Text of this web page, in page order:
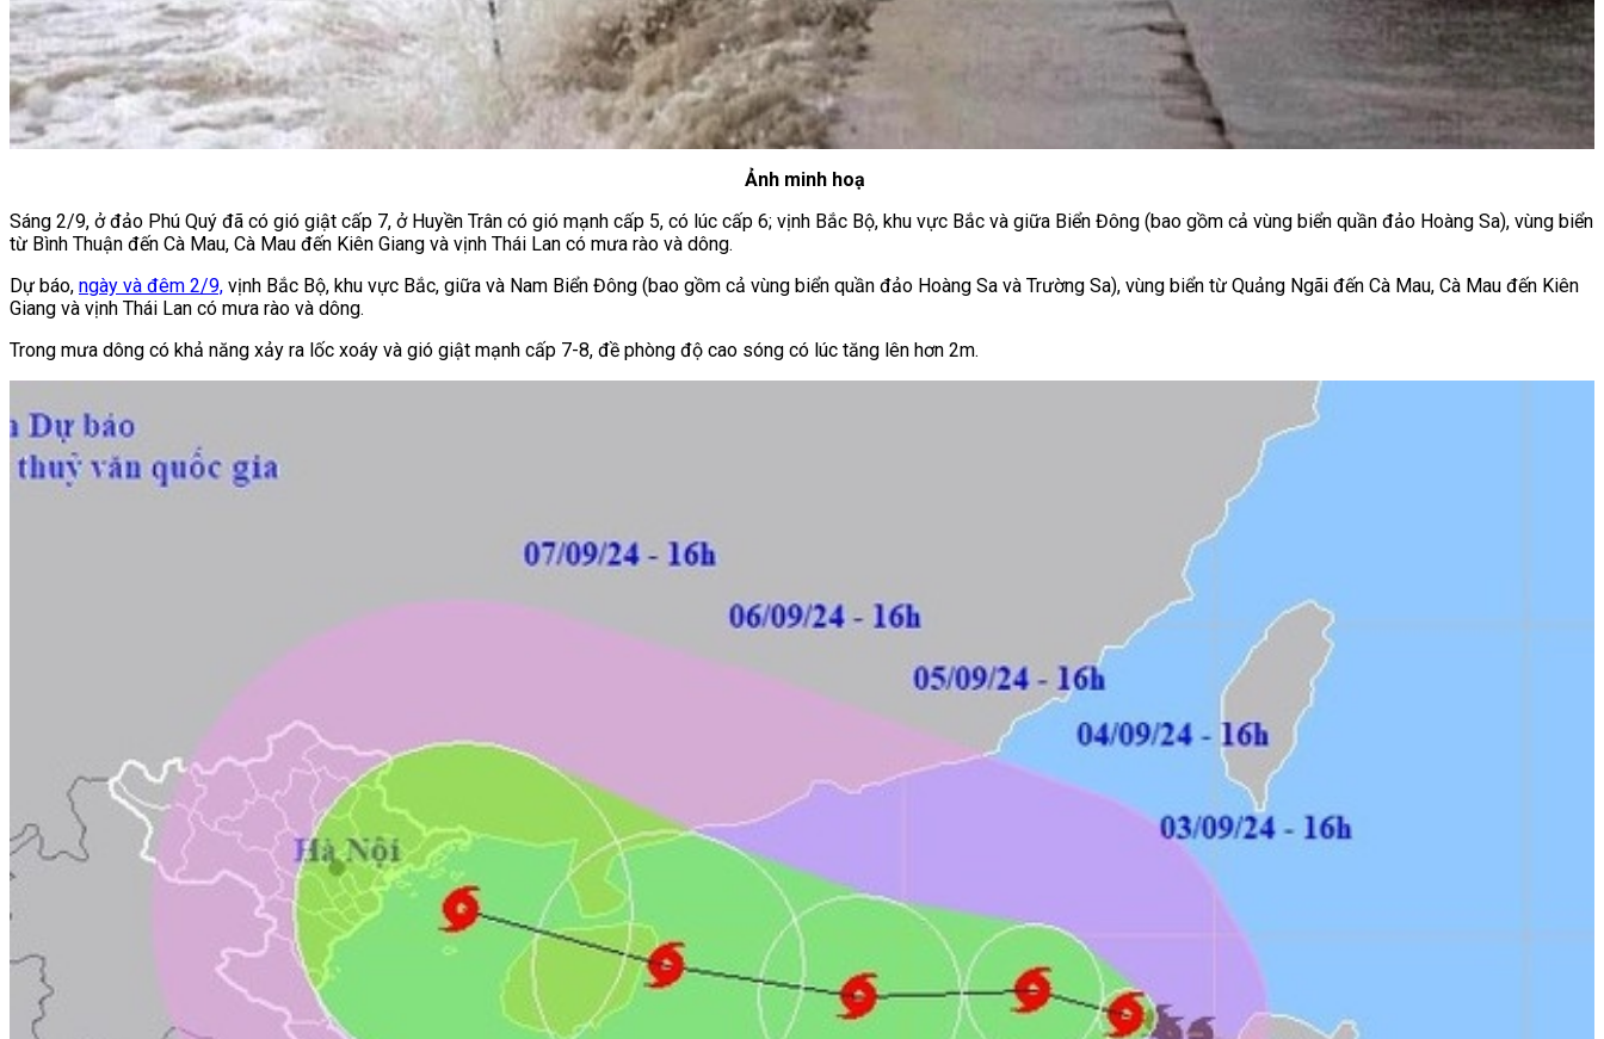
Ảnh minh hoạ
Sáng 2/9, ở đảo Phú Quý đã có gió giật cấp 7, ở Huyền Trân có gió mạnh cấp 5, có lúc cấp 6; vịnh Bắc Bộ, khu vực Bắc và giữa Biển Đông (bao gồm cả vùng biển quần đảo Hoàng Sa), vùng biển
từ Bình Thuận đến Cà Mau, Cà Mau đến Kiên Giang và vịnh Thái Lan có mưa rào và dông.
Dự báo, ngày và đêm 2/9, vịnh Bắc Bộ, khu vực Bắc, giữa và Nam Biển Đông (bao gồm cả vùng biển quần đảo Hoàng Sa và Trường Sa), vùng biển từ Quảng Ngãi đến Cà Mau, Cà Mau đến Kiên
Giang và vịnh Thái Lan có mưa rào và dông.
Trong mưa dông có khả năng xảy ra lốc xoáy và gió giật mạnh cấp 7-8, đề phòng độ cao sóng có lúc tăng lên hơn 2m.